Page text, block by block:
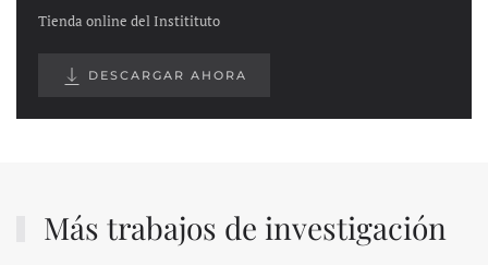
Tienda online del Institituto
DESCARGAR AHORA
Más trabajos de investigación